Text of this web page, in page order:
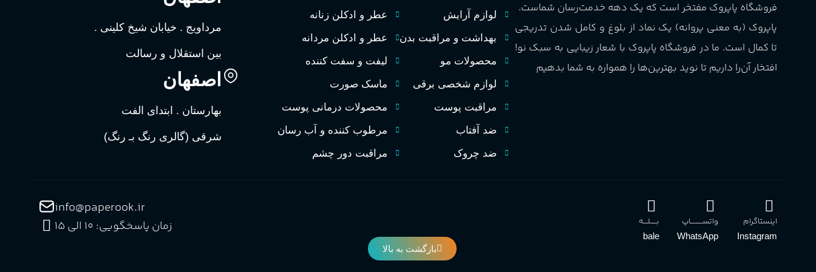
طبع تلخ ,گرم
غلظت اکسترکت دو پرفیوم
Sanchez
نت‌های چوبی
مناسب برای
گروه بویایی
PA_بخش-بو
PA_بخش-بو
سیب، نارنج، خربزه، یاسمین، زنبق
کوهی، پاتچولی، عنبر، مشک
طبع گرم
نارنج، لیمو، یاسمین، مشک،
چوب سدر، پاتچولی، وتیور
فروشگاه پاپروک مفتخر است که یک دهه خدمت‌رسان شماست.
پاپروک (به معنی پروانه) یک نماد از بلوغ و کامل شدن تدریجی
تا کمال است. ما در فروشگاه پاپروک با شعار زیبایی به سبک نو!
افتخار آن‌را داریم تا نوید بهترین‌ها را همواره به شما بدهیم
لوازم آرایش
بهداشت و مراقبت بدن
محصولات مو
لوازم شخصی برقی
مراقبت پوست
ضد آفتاب
ضد چروک
عطر و ادکلن زنانه
عطر و ادکلن مردانه
لیفت و سفت کننده
ماسک صورت
محصولات درمانی پوست
مرطوب کننده و آب رسان
مراقبت دور چشم
مرداویج . خیابان شیخ کلینی .
بین استقلال و رسالت
اصفهان
بهارستان . ابتدای الفت
شرقی (گالری رنگ بـ رنگ)
اینستاگرام
Instagram
واتســــــــــاپ
WhatsApp
بـــــلــــه
bale
بازگشت به بالا
info@paperook.ir
زمان پاسخگویی: 10 الی ۱5